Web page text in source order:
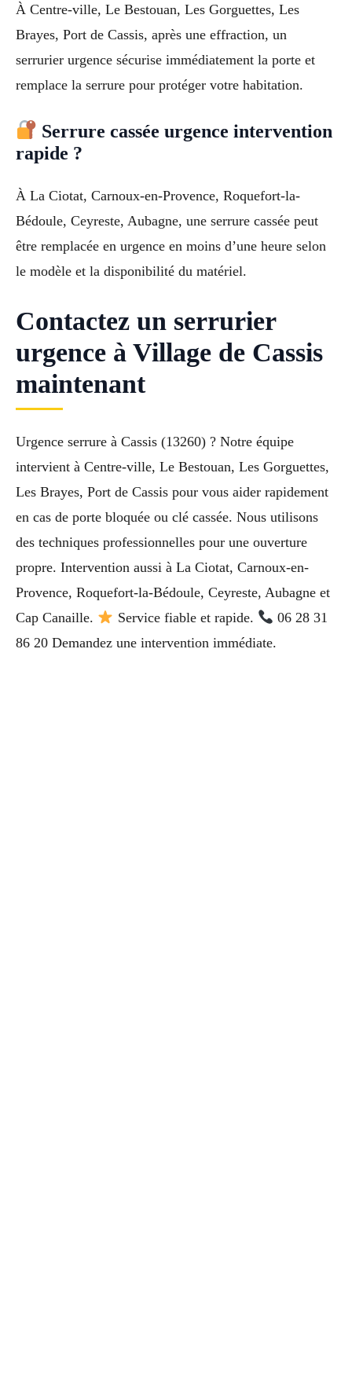
À Centre-ville, Le Bestouan, Les Gorguettes, Les
Brayes, Port de Cassis, après une effraction, un
serrurier urgence sécurise immédiatement la porte et
remplace la serrure pour protéger votre habitation.
Serrure cassée urgence intervention
rapide ?
À La Ciotat, Carnoux-en-Provence, Roquefort-la-
Bédoule, Ceyreste, Aubagne, une serrure cassée peut
être remplacée en urgence en moins d’une heure selon
le modèle et la disponibilité du matériel.
Contactez un serrurier
urgence à Village de Cassis
maintenant
Urgence serrure à Cassis (13260) ? Notre équipe
intervient à Centre-ville, Le Bestouan, Les Gorguettes,
Les Brayes, Port de Cassis pour vous aider rapidement
en cas de porte bloquée ou clé cassée. Nous utilisons
des techniques professionnelles pour une ouverture
propre. Intervention aussi à La Ciotat, Carnoux-en-
Provence, Roquefort-la-Bédoule, Ceyreste, Aubagne et
Cap Canaille.
Service fiable et rapide.
06 28 31
86 20 Demandez une intervention immédiate.